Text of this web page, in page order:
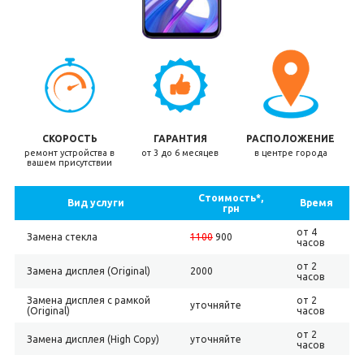
СКОРОСТЬ
ремонт устройства в
вашем присутствии
ГАРАНТИЯ
от 3 до 6 месяцев
РАСПОЛОЖЕНИЕ
в центре города
Вид услуги
Стоимость*,
грн
Время
Замена стекла 1100900
от 4
часов
Замена дисплея (Original) 2000
от 2
часов
Замена дисплея с рамкой
(Original)
уточняйте
от 2
часов
Замена дисплея (High Copy) уточняйте
от 2
часов